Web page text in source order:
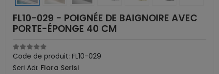
FL10-029 - POIGNÉE DE BAIGNOIRE AVEC
PORTE-ÉPONGE 40 CM
Code de produit: FL10-029
Seri Adı: Flora Serisi